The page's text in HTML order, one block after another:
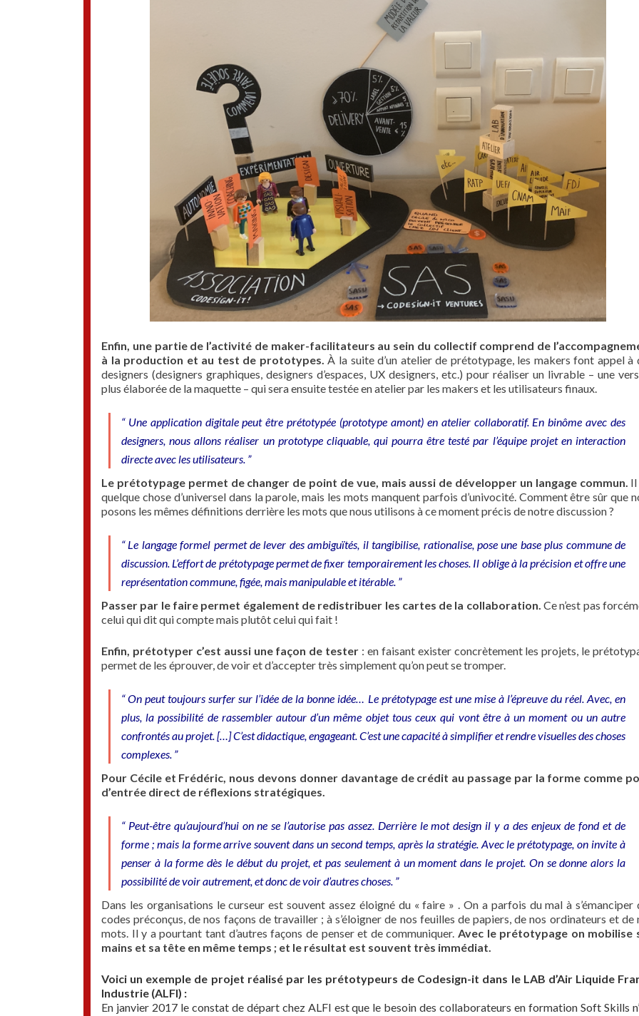
Enfin, une partie de l’activité de maker-facilitateurs au sein du collectif comprend de
à la production et au test de prototypes.À la suite d’un atelier de prétotypage, les makers font appel à
designers (designers graphiques, designers d’espaces, UX designers, etc.) pour réaliser un livrable – une
plus élaborée de la maquette – qui sera ensuite testée en atelier par les makers et les utilisateurs finaux.
“ Une application digitale peut être prétotypée (prototype amont) en atelier collaboratif. En binôme avec des
designers, nous allons réaliser un prototype cliquable, qui pourra être testé par l’équipe projet en interaction
directe avec les utilisateurs. ”
Le prétotypage permet de changer de point de vue, mais aussi de développer un langage commun. Il
quelque chose d’universel dans la parole, mais les mots manquent parfois d’univocité. Comment être sûr que
posons les mêmes définitions derrière les mots que nous utilisons à ce moment précis de notre discussion ?
“ Le langage formel permet de lever des ambiguïtés, il tangibilise, rationalise, pose une base plus commune de
discussion. L’effort de prétotypage permet de fixer temporairement les choses. Il oblige à la précision et offre une
représentation commune, figée, mais manipulable et itérable. ”
Passer par le faire permet également de redistribuer les cartes de la collaboration. Ce n’est pas
celui qui dit qui compte mais plutôt celui qui fait !
Enfin, prétotyper c’est aussi une façon de tester : en faisant exister concrètement les projets, le
permet de les éprouver, de voir et d’accepter très simplement qu’on peut se tromper.
“ On peut toujours surfer sur l’idée de la bonne idée… Le prétotypage est une mise à l’épreuve du réel. Avec, en
plus, la possibilité de rassembler autour d’un même objet tous ceux qui vont être à un moment ou un autre
confrontés au projet. […] C’est didactique, engageant. C’est une capacité à simplifier et rendre visuelles des choses
complexes. ”
Pour Cécile et Frédéric, nous devons donner davantage de crédit au passage par la forme comme
d’entrée direct de réflexions stratégiques.
“ Peut-être qu’aujourd’hui on ne se l’autorise pas assez. Derrière le mot design il y a des enjeux de fond et de
forme ; mais la forme arrive souvent dans un second temps, après la stratégie. Avec le prétotypage, on invite à
penser à la forme dès le début du projet, et pas seulement à un moment dans le projet. On se donne alors la
possibilité de voir autrement, et donc de voir d’autres choses. ”
Dans les organisations le curseur est souvent assez éloigné du « faire » . On a parfois du mal à s’émanciper
codes préconçus, de nos façons de travailler ; à s’éloigner de nos feuilles de papiers, de nos ordinateurs et de
mots. Il y a pourtant tant d’autres façons de penser et de communiquer. Avec le prétotypage on mobilise
mains et sa tête en même temps ; et le résultat est souvent très immédiat.
Voici un exemple de projet réalisé par les prétotypeurs de Codesign-it dans le LAB d’Air Liquide
Industrie (ALFI) :
En janvier 2017 le constat de départ chez ALFI est que le besoin des collaborateurs en formation Soft Skills